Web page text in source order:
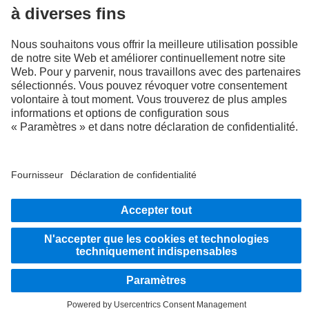
LANGUAGE
EN
FR
Fournisseur
Protection des données véhicules d’essai
Système d'alerte
© 2026 Daimler Truck AG. Tous droits réservés.